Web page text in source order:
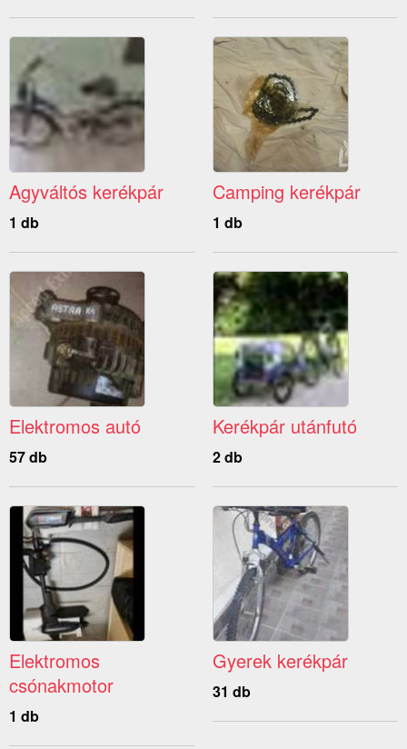
Agyváltós kerékpár
1 db
Camping kerékpár
1 db
Elektromos autó
57 db
Kerékpár utánfutó
2 db
Elektromos
csónakmotor
1 db
Gyerek kerékpár
31 db